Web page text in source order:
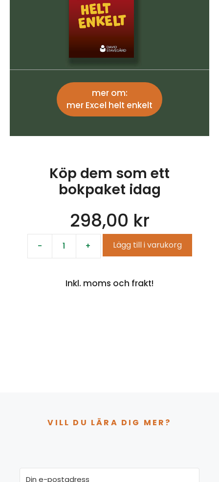
mer om:
mer Excel helt enkelt
Köp dem som ett
bokpaket idag
298,00 kr
-
Bokpaket
helt
+ Lägg till i varukorg
Inkl. moms och frakt!
VILL DU LÄRA DIG MER?